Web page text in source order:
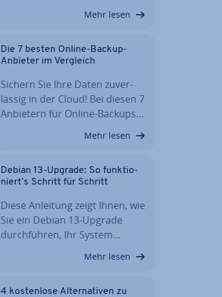
Mehr lesen
Die 7 besten Online-Backup-
Anbieter im Vergleich
Sichern Sie Ihre Daten zu­ver­
läs­sig in der Cloud! Bei diesen 7
Anbietern für Online-Backups…
Mehr lesen
Debian 13-Upgrade: So funk­tio­
niert’s Schritt für Schritt
Diese Anleitung zeigt Ihnen, wie
Sie ein Debian 13-Upgrade
durch­füh­ren, Ihr System…
Mehr lesen
4 kos­ten­lo­se Al­ter­na­ti­ven zu